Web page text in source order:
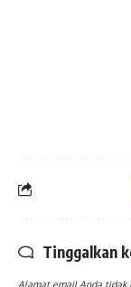
Tinggalkan
Alamat email Anda tidak